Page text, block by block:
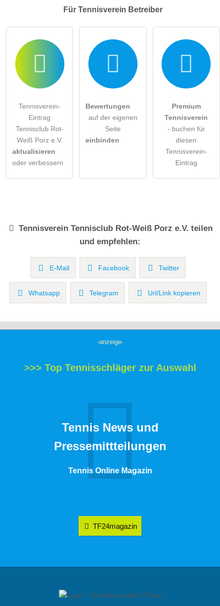
Für Tennisverein Betreiber
Tennisverein-
Eintrag
Tennisclub Rot-
Weiß Porz e.V.
aktualisieren
oder verbessern
Bewertungen
auf der eigenen
Seite
einbinden
Premium
Tennisverein
- buchen für
diesen
Tennisverein-
Eintrag
TennisvereinTennisclub Rot-Weiß Porz e.V. teilen
und empfehlen:
E-Mail Facebook Twitter
Whatsapp Telegram Url/Link kopieren
-anzeige-
>>> Top Tennisschläger zur Auswahl
Tennis News und
Pressemittteilungen
Tennis Online Magazin
TF24magazin